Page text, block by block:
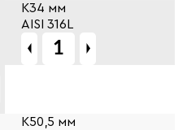
К34 мм
AISI 316L
К50,5 мм